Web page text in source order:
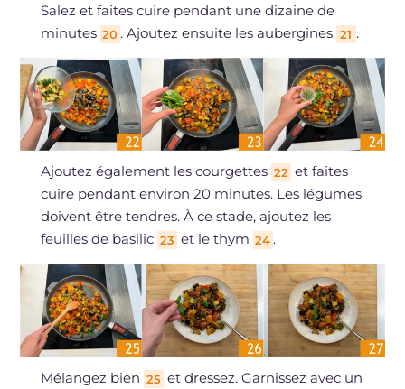
Salez et faites cuire pendant une dizaine de
minutes 20 . Ajoutez ensuite les aubergines 21 .
Ajoutez également les courgettes 22 et faites
cuire pendant environ 20 minutes. Les légumes
doivent être tendres. À ce stade, ajoutez les
feuilles de basilic 23 et le thym 24 .
Mélangez bien 25 et dressez. Garnissez avec un